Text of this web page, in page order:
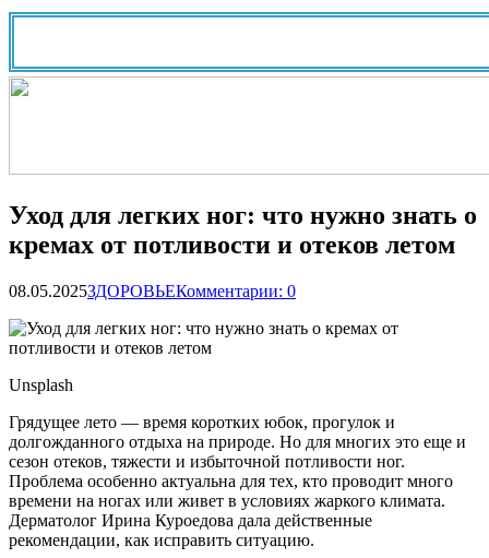
Уход для легких ног: что нужно знать о
кремах от потливости и отеков летом
08.05.2025ЗДОРОВЬЕКомментарии: 0
Unsplash
Грядущее лето — время коротких юбок, прогулок и
долгожданного отдыха на природе. Но для многих это еще и
сезон отеков, тяжести и избыточной потливости ног.
Проблема особенно актуальна для тех, кто проводит много
времени на ногах или живет в условиях жаркого климата.
Дерматолог Ирина Куроедова дала действенные
рекомендации, как исправить ситуацию.